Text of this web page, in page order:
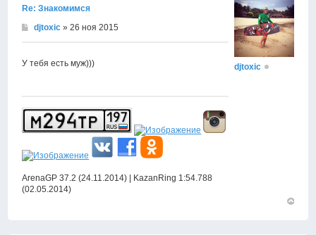
Re: Знакомимся
djtoxic » 26 ноя 2015
У тебя есть муж)))
ArenaGP 37.2 (24.11.2014) | KazanRing 1:54.788
(02.05.2014)
djtoxic